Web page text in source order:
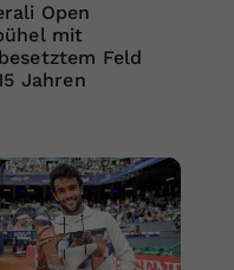
Open
mit
Feld
Jahren